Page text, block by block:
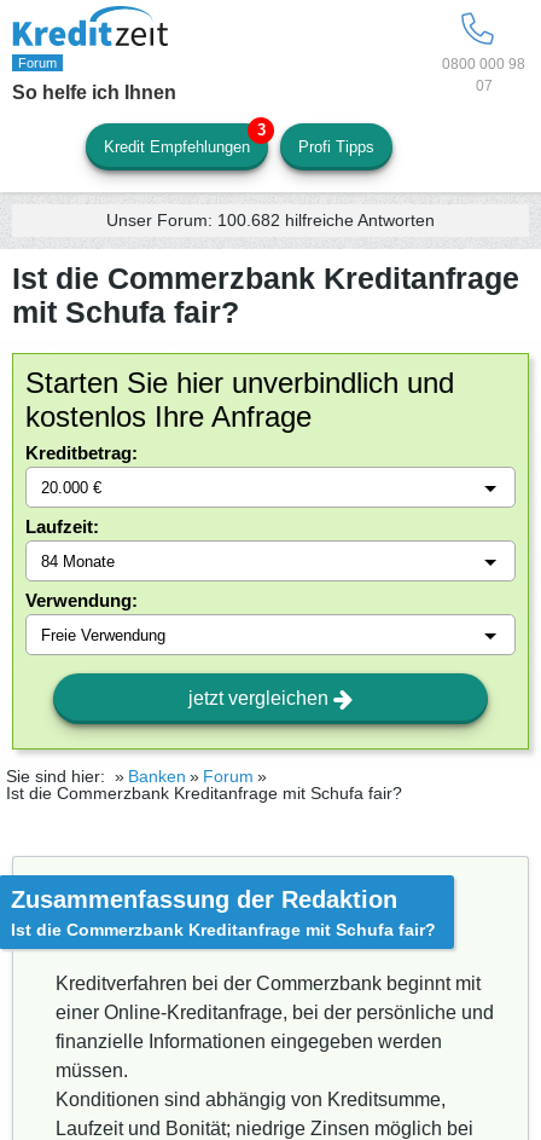
0800 000 98
07
So helfe ich Ihnen
Kredit Empfehlungen Profi Tipps
Unser Forum: 100.682 hilfreiche Antworten
Ist die Commerzbank Kreditanfrage
mit Schufa fair?
Starten Sie hier unverbindlich und
kostenlos Ihre Anfrage
Kreditbetrag:
Laufzeit:
Verwendung:
jetzt vergleichen
Sie sind hier: Banken
Forum
Ist die Commerzbank Kreditanfrage mit Schufa fair?
Zusammenfassung der Redaktion
Ist die Commerzbank Kreditanfrage mit Schufa fair?
Kreditverfahren bei der Commerzbank beginnt mit
einer Online-Kreditanfrage, bei der persönliche und
finanzielle Informationen eingegeben werden
müssen.
Konditionen sind abhängig von Kreditsumme,
Laufzeit und Bonität; niedrige Zinsen möglich bei